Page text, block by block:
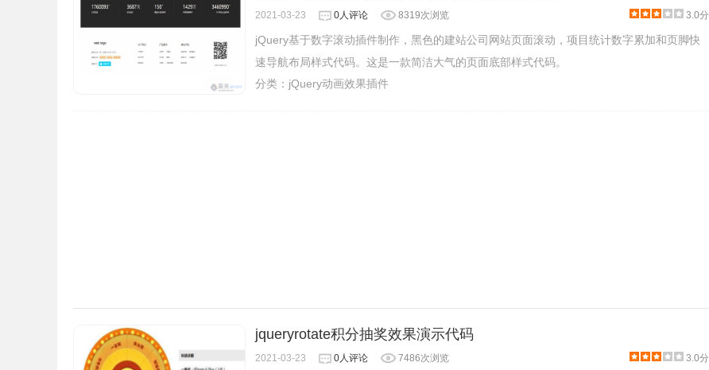
2021-03-23 0人评论 8319次浏览 3.0分
jQuery基于数字滚动插件制作，黑色的建站公司网站页面滚动，项目统计数字累加和页脚快
速导航布局样式代码。这是一款简洁大气的页面底部样式代码。
分类： jQuery动画效果插件
jqueryrotate积分抽奖效果演示代码
2021-03-23 0人评论 7486次浏览 3.0分